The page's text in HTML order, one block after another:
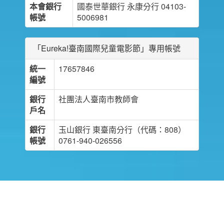
本會銀行
帳號
國泰世華銀行 永康分行 04103-
5006981
「Eureka!臺南國際兒童電影節」專用帳號
統一
編號
17657846
銀行
戶名
社團法人臺南市教師會
銀行
帳號
玉山銀行 東臺南分行（代碼：808）
0761-940-026556